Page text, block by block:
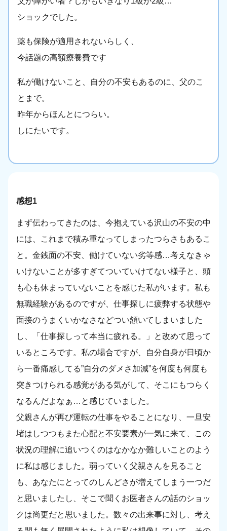
ショックでした。
薬も保険が適用されないらしく、
今話題の高額療養費です
私が働けないこと、自分の不安もあるのに、父のこ
とまで。
昨年からほんとにつらい。
しにたいです。
感想1
まず伝わってきたのは、今抱えている沢山の不安の中
には、これまで積み重なってしまったつらさもあるこ
と。金銭面の不安、働けていない劣等感…考えなきゃ
いけないことが多すぎてついていけてない様子と、頭
も心も休まっていないことを感じた私がいます。私も
無職経験があるのですが、仕事探しに疲弊する状態や
面接のうまくいかなさなどつい頷いてしまいました
し、「仕事探しって本当に疲れる。」と改めて思って
いるところです。私の場合ですが、自分自身が日頃か
ら一番痛感してる”自分のダメさ加減”を何度も何度も
突きつけられる感覚がある気がして、そこにもつらく
なるんだよなぁ…と感じていました。
父親さんが再び運転の仕事をやることになり、一旦安
堵はしつつもまた心配と不安要素が一気に来て、この
状況の理解に追いつくのはなかなか難しいことのよう
に私は感じました。弱っていく父親さんを見ること
も、あなたにとってのしんどさが増えてしまう一つだ
と思いましたし、そこで聞くお医者さんの話のショッ
クは尚更だと思いました。数々の出来事に対し、考え